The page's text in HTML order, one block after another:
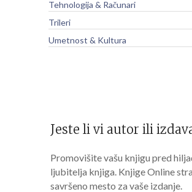
Tehnologija & Računari
Trileri
Umetnost & Kultura
Jeste li vi autor ili
Promovišite vašu knjigu pred
ljubitelja knjiga. Knjige Online
savršeno mesto za vaše izdanje.